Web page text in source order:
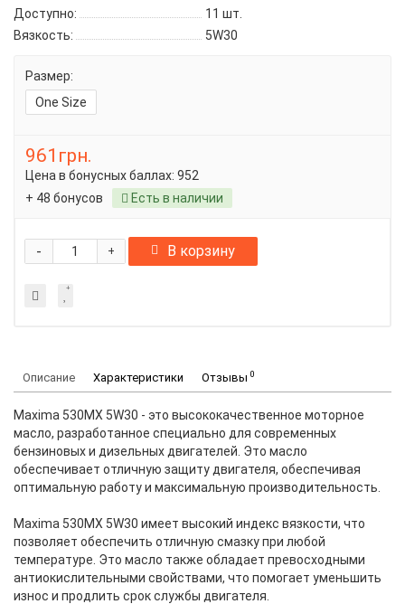
Доступно:
11 шт.
Вязкость:
5W30
Размер:
One Size
961грн.
Цена в бонусных баллах: 952
+ 48 бонусов
Есть в наличии
+
- В корзину
Описание Характеристики Отзывы 0
Maxima 530MX 5W30 - это высококачественное моторное
масло, разработанное специально для современных
бензиновых и дизельных двигателей. Это масло
обеспечивает отличную защиту двигателя, обеспечивая
оптимальную работу и максимальную производительность.
Maxima 530MX 5W30 имеет высокий индекс вязкости, что
позволяет обеспечить отличную смазку при любой
температуре. Это масло также обладает превосходными
антиокислительными свойствами, что помогает уменьшить
износ и продлить срок службы двигателя.